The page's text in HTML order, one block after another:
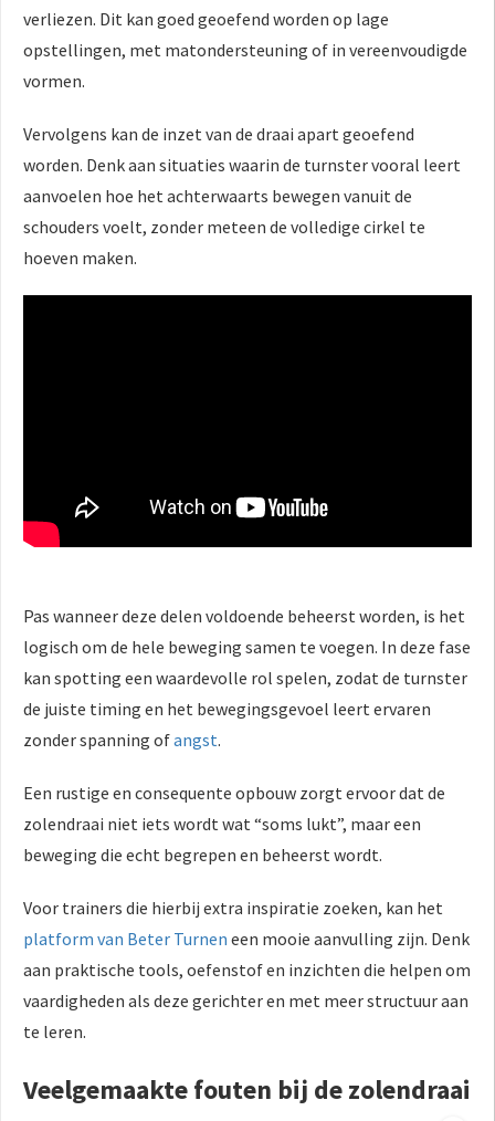
verliezen. Dit kan goed geoefend worden op lage
opstellingen, met matondersteuning of in vereenvoudigde
vormen.
Vervolgens kan de inzet van de draai apart geoefend
worden. Denk aan situaties waarin de turnster vooral leert
aanvoelen hoe het achterwaarts bewegen vanuit de
schouders voelt, zonder meteen de volledige cirkel te
hoeven maken.
Pas wanneer deze delen voldoende beheerst worden, is het
logisch om de hele beweging samen te voegen. In deze fase
kan spotting een waardevolle rol spelen, zodat de turnster
de juiste timing en het bewegingsgevoel leert ervaren
zonder spanning ofangst.
Een rustige en consequente opbouw zorgt ervoor dat de
zolendraai niet iets wordt wat “soms lukt”, maar een
beweging die echt begrepen en beheerst wordt.
Voor trainers die hierbij extra inspiratie zoeken, kan het
platform van Beter Turnen een mooie aanvulling zijn. Denk
aan praktische tools, oefenstof en inzichten die helpen om
vaardigheden als deze gerichter en met meer structuur aan
te leren.
Veelgemaakte fouten bij de zolendraai